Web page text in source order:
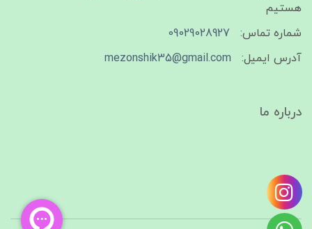
هستیم
شماره تماس:
09029028927
آدرس ایمیل:
mezonshik35@gmail.com
درباره ما